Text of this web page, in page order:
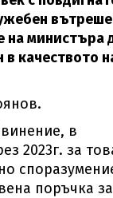
на министъра
качеството
в
2023г. за
поръчка за